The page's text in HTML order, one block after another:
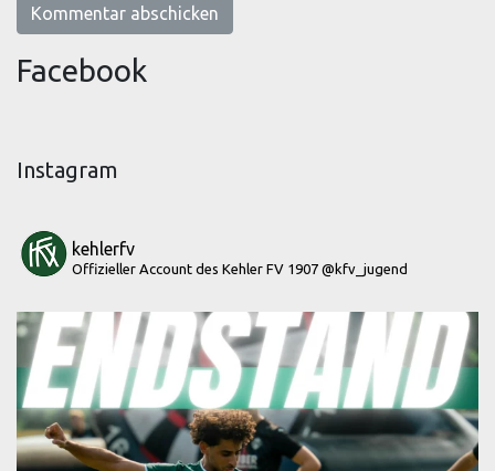
Facebook
Instagram
kehlerfv
Offizieller Account des Kehler FV 1907 @kfv_jugend